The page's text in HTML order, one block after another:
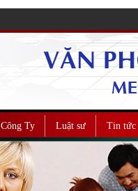
Công Ty Luật sư Tin tức